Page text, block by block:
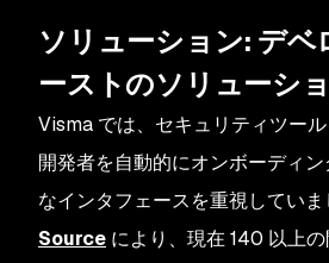
ソリューション: デベ
ーストのソリューシ
Visma では、セキュリティツール
開発者を自動的にオンボーディ
なインタフェースを重視していま
Source により、現在 140 以上